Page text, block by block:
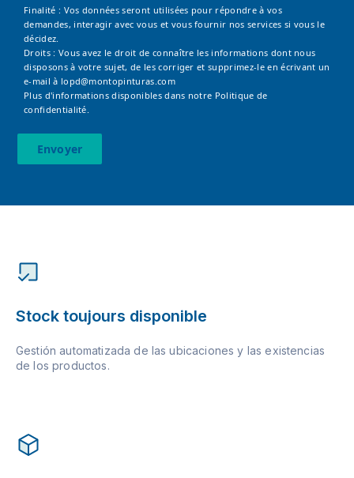
Finalité : Vos données seront utilisées pour répondre à vos
demandes, interagir avec vous et vous fournir nos services si vous le
décidez.
Droits : Vous avez le droit de connaître les informations dont nous
disposons à votre sujet, de les corriger et supprimez-le en écrivant un
e-mail à lopd@montopinturas.com
Plus d'informations disponibles dans notre Politique de
confidentialité.
Envoyer
Stock toujours disponible
Gestión automatizada de las ubicaciones y las existencias
de los productos.